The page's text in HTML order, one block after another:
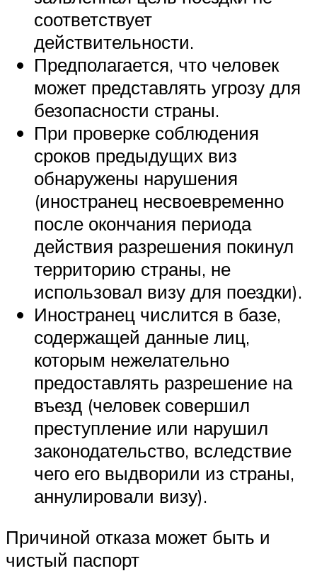
соответствует
действительности.
Предполагается, что человек
может представлять угрозу для
безопасности страны.
При проверке соблюдения
сроков предыдущих виз
обнаружены нарушения
(иностранец несвоевременно
после окончания периода
действия разрешения покинул
территорию страны, не
использовал визу для поездки).
Иностранец числится в базе,
содержащей данные лиц,
которым нежелательно
предоставлять разрешение на
въезд (человек совершил
преступление или нарушил
законодательство, вследствие
чего его выдворили из страны,
аннулировали визу).
Причиной отказа может быть и
чистый паспорт